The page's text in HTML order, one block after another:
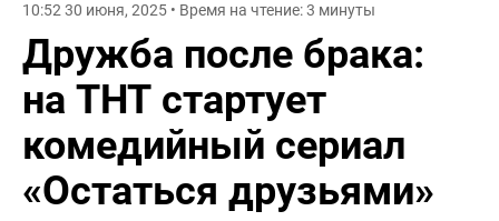
10:52 30 июня, 2025 • Время на чтение: 3 минуты
Дружба после брака:
на ТНТ стартует
комедийный сериал
«Остаться друзьями»